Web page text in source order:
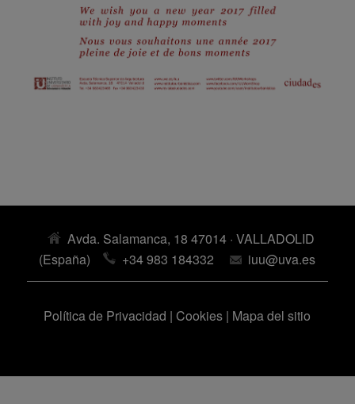
Avda. Salamanca, 18 47014 · VALLADOLID
(España)
+34 983 184332 iuu@uva.es
Política de Privacidad | Cookies | Mapa del sitio